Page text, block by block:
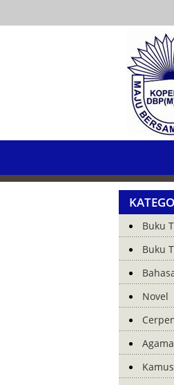
Buku
Buku
Novel
Agama
Kamus